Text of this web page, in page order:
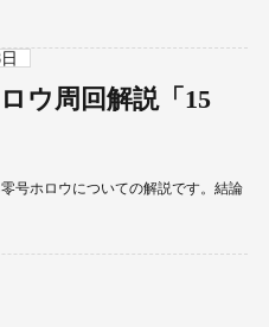
ウ周回解説「15
号ホロウについての解説です。結論